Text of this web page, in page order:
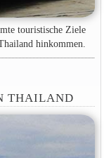
touristische Ziele
hinkommen.
THAILAND